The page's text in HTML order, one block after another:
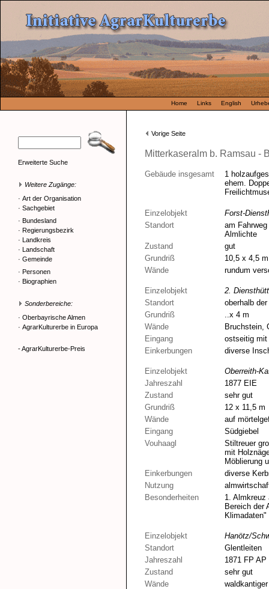
Home Links English
Erweiterte Suche
Weitere Zugänge:
· Art der Organisation
· Sachgebiet
· Bundesland
· Regierungsbezirk
· Landkreis
· Landschaft
· Gemeinde
· Personen
· Biographien
Sonderbereiche:
· Oberbayrische Almen
· AgrarKulturerbe in Europa
- AgrarKulturerbe-Preis
Vorige Seite
Mitterkaseralm b. Ramsau -
Gebäude insgesamt
1
ehem.
Einzelobjekt
Forst-
Standort
am
Almlichte
Zustand
gut
Grundriß
10,5 x 4,5 m
Wände
rundum
Einzelobjekt
2.
Standort
oberhalb
Grundriß
..x 4 m
Wände
Bruchstein,
Eingang
ostseitig mit
Einkerbungen
diverse
Einzelobjekt
Oberreith-
Jahreszahl
1877 EIE
Zustand
sehr gut
Grundriß
12 x 11,5 m
Wände
auf
Eingang
Südgiebel
Vouhaagl
Stiltreuer
mit
Möblierung
Einkerbungen
diverse
Nutzung
Besonderheiten
1. Almkreuz
Bereich der
Klimadaten"
Einzelobjekt
Hanötz/
Standort
Glentleiten
Jahreszahl
1871 FP AP
Zustand
sehr gut
Wände